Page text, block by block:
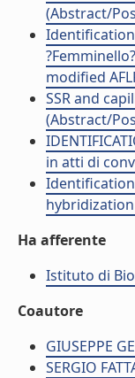
(Abstract/
modified
SSR and
(Abstract/
in atti di
Ha afferente
Istituto di
Coautore
GIUSEPPE
SERGIO